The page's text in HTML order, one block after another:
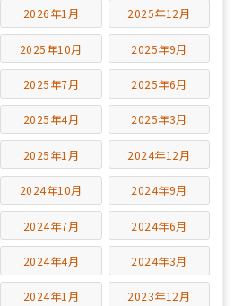
2026年1月 2025年12月
2025年10月 2025年9月
2025年7月 2025年6月
2025年4月 2025年3月
2025年1月 2024年12月
2024年10月 2024年9月
2024年7月 2024年6月
2024年4月 2024年3月
2024年1月 2023年12月